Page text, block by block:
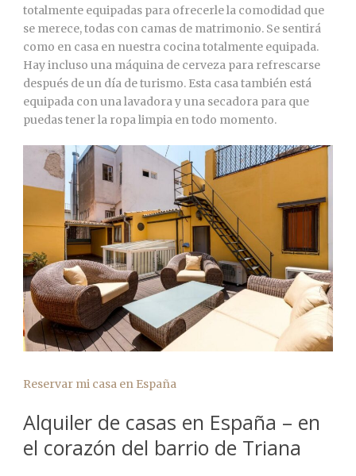
totalmente equipadas para ofrecerle la comodidad que
se merece, todas con camas de matrimonio. Se sentirá
como en casa en nuestra cocina totalmente equipada.
Hay incluso una máquina de cerveza para refrescarse
después de un día de turismo. Esta casa también está
equipada con una lavadora y una secadora para que
puedas tener la ropa limpia en todo momento.
Reservar mi casa en España
Alquiler de casas en España – en
el corazón del barrio de Triana